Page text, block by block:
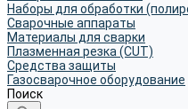
Наборы для обработки
Сварочные аппараты
Материалы для сварки
Плазменная резка (CUT)
Средства защиты
Газосварочное оборудование
Поиск